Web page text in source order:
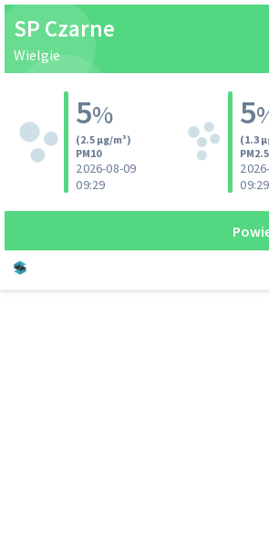
SP Czarne
Wielgie
5%
(2.5 µg/m³)
PM10
2026-08-09
09:29
5
(1.3
PM2.5
09:29